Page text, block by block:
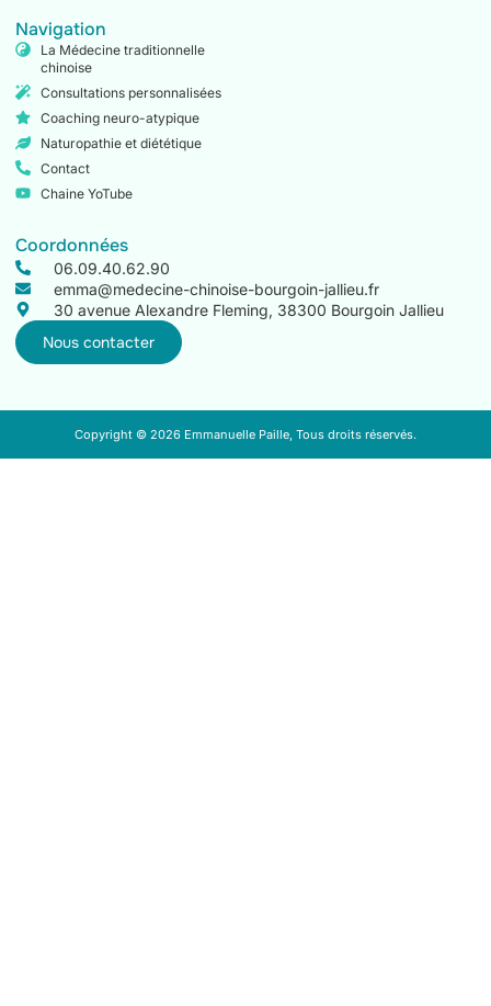
Navigation
La Médecine traditionnelle
chinoise
Consultations personnalisées
Coaching neuro-atypique
Naturopathie et diététique
Contact
Chaine YoTube
Coordonnées
06.09.40.62.90
emma@medecine-chinoise-bourgoin-jallieu.fr
30 avenue Alexandre Fleming, 38300 Bourgoin Jallieu
Nous contacter
Copyright © 2026 Emmanuelle Paille, Tous droits réservés.